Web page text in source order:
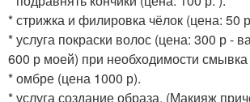
* стрижка и филировка чёлок (цена: 50
* услуга покраски волос (цена: 300 р -
600 р моей) при необходимости смывка
* омбре (цена 1000 р).
* услуга создание образа. (Макияж